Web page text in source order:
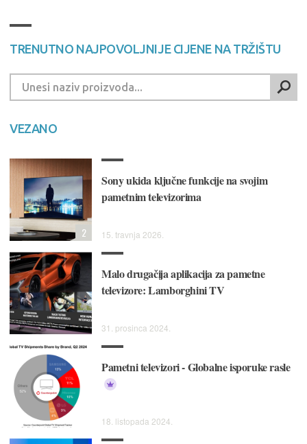
TRENUTNO NAJPOVOLJNIJE CIJENE NA TRŽIŠTU
VEZANO
Sony ukida ključne funkcije na svojim
pametnim televizorima
15. travnja 2026.
2
Malo drugačija aplikacija za pametne
televizore: Lamborghini TV
31. prosinca 2024.
Pametni televizori - Globalne isporuke rasle
18. listopada 2024.